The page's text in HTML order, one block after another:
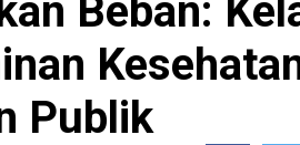
Beban:
Publik